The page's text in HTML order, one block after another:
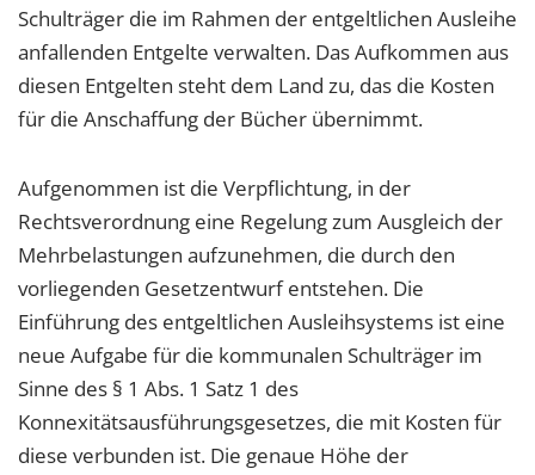
Schulträger die im Rahmen der entgeltlichen Ausleihe
anfallenden Entgelte verwalten. Das Aufkommen aus
diesen Entgelten steht dem Land zu, das die Kosten
für die Anschaffung der Bücher übernimmt.
Aufgenommen ist die Verpflichtung, in der
Rechtsverordnung eine Regelung zum Ausgleich der
Mehrbelastungen aufzunehmen, die durch den
vorliegenden Gesetzentwurf entstehen. Die
Einführung des entgeltlichen Ausleihsystems ist eine
neue Aufgabe für die kommunalen Schulträger im
Sinne des § 1 Abs. 1 Satz 1 des
Konnexitätsausführungsgesetzes, die mit Kosten für
diese verbunden ist. Die genaue Höhe der